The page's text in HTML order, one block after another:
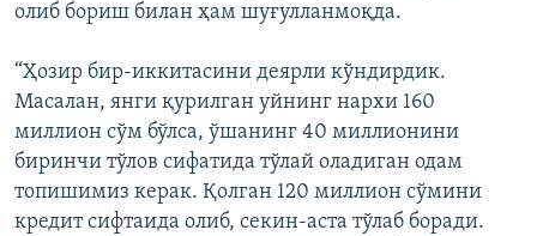
олиб бориш билан ҳам шуғулланмоқда.
“Ҳозир бир-иккитасини деярли кўндирдик.
Масалан, янги қурилган уйнинг нархи 160
миллион сўм бўлса, ўшанинг 40 миллионини
биринчи тўлов сифатида тўлай оладиган одам
топишимиз керак. Қолган 120 миллион сўмини
кредит сифтаида олиб, секин-аста тўлаб боради.